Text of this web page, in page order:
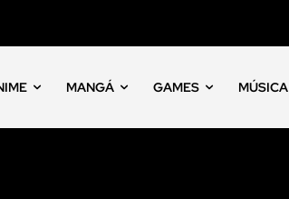
MANGÁ GAMES MÚSICA